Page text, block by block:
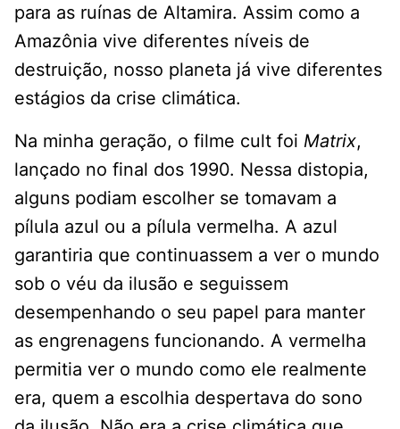
para as ruínas de Altamira. Assim como a
Amazônia vive diferentes níveis de
destruição, nosso planeta já vive diferentes
estágios da crise climática.
Na minha geração, o filme cult foi Matrix,
lançado no final dos 1990. Nessa distopia,
alguns podiam escolher se tomavam a
pílula azul ou a pílula vermelha. A azul
garantiria que continuassem a ver o mundo
sob o véu da ilusão e seguissem
desempenhando o seu papel para manter
as engrenagens funcionando. A vermelha
permitia ver o mundo como ele realmente
era, quem a escolhia despertava do sono